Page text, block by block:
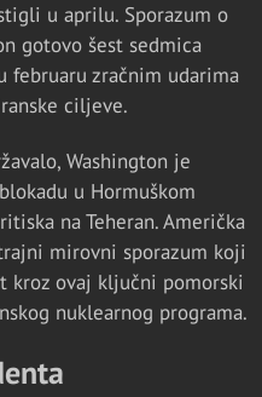
u aprilu. Sporazum o
gotovo šest sedmica
februaru zračnim udarima
ciljeve.
Washington je
u Hormuškom
na Teheran. Američka
mirovni sporazum koji
kroz ovaj ključni pomorski
nuklearnog programa.